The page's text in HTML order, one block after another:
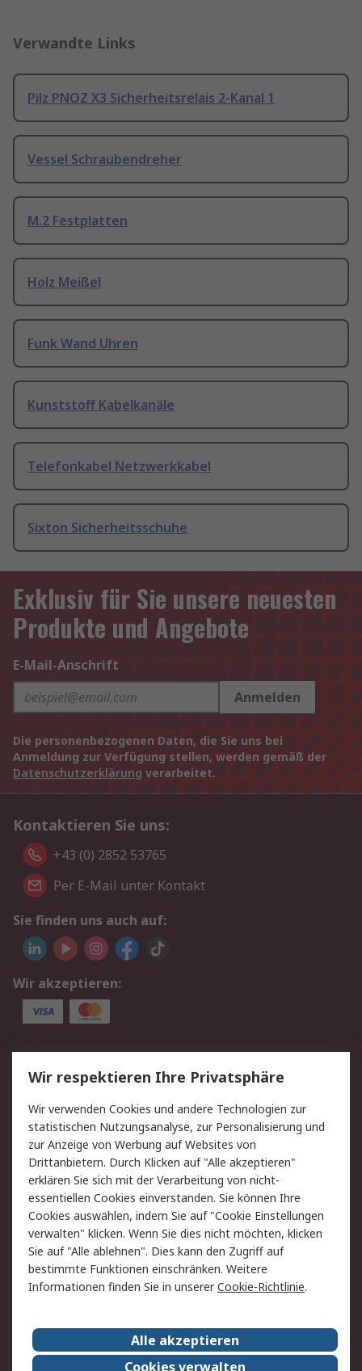
Verwandte Links
Pilz PNOZ X3 Sicherheitsrelais 2-Kanal 1
Vessel Schraubendreher
M.2 Festplatten
Holz Meißel
Funk Wand Uhren
Kunststoff Kabelkanäle
Telefonkabel Netzwerkkabel
Sixton Sicherheitsschuhe
Exklusiv für Sie unsere neuesten
Produkte und Angebote
E-Mail-Anschrift
Anmelden
Die personenbezogenen Daten, die Sie uns bei
Anmeldung zur Verfügung stellen, werden gemäß der
Datenschutzerklärung verarbeitet.
Kontaktieren Sie uns:
+43 (0) 2852 53765
Per E-Mail unter Kontakt
Sie finden uns auch auf:
Wir akzeptieren:
Service
Value Added Services
Lieferlösungen
Rücksendung/Entsorgung Kontakt
Hilfe
Rechtliches
RS Verkaufs- und
Lieferbedingungen
Datenschutz
Cookie-Richtlinie
Zahlungsbedingungen
Impressum
Webseite Konditionen
RS weltweit
Karriere bei RS
Nachhaltigkeit
Wir respektieren Ihre Privatsphäre
Wir verwenden Cookies und andere Technologien zur
statistischen Nutzungsanalyse, zur Personalisierung und
zur Anzeige von Werbung auf Websites von
Drittanbietern. Durch Klicken auf "Alle akzeptieren"
erklären Sie sich mit der Verarbeitung von nicht-
essentiellen Cookies einverstanden. Sie können Ihre
Cookies auswählen, indem Sie auf "Cookie Einstellungen
verwalten" klicken. Wenn Sie dies nicht möchten, klicken
Sie auf "Alle ablehnen". Dies kann den Zugriff auf
bestimmte Funktionen einschränken. Weitere
Informationen finden Sie in unsererCookie-Richtlinie.
Alle akzeptieren
Cookies verwalten